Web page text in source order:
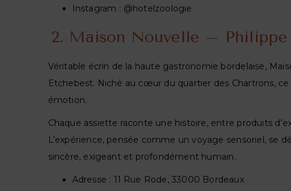
Instagram : @hotelzoologie
2. Maison Nouvelle –
Véritable écrin de la haute gastronomie bordelaise,
Etchebest. Niché au cœur du quartier des Chartrons,
émotion.
Chaque assiette raconte une histoire, entre produits
L’expérience, pensée comme un voyage sensoriel, se
sincère, exigeant et profondément humain.
Adresse : 11 Rue Rode, 33000 Bordeaux